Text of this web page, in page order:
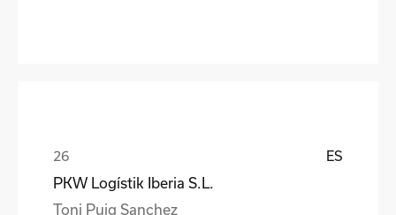
ES
PKW Logístik Iberia S.L.
Toni Puig Sanchez